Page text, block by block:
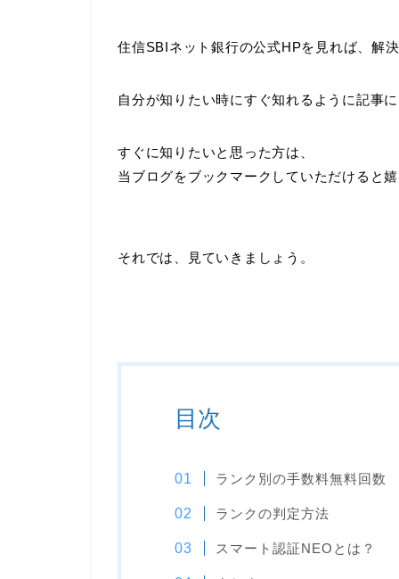
住信SBIネット銀行の公式HPを見れば、解
自分が知りたい時にすぐ知れるように記事
すぐに知りたいと思った方は、
当ブログをブックマークしていただけると
それでは、見ていきましょう。
目次
ランク別の手数料無料回数
ランクの判定方法
スマート認証NEOとは？